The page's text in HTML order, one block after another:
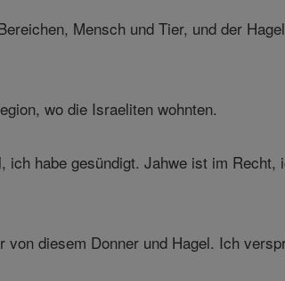
Mensch und Tier, und der
wo die Israeliten wohnten.
habe gesündigt. Jahwe ist im
diesem Donner und Hagel. Ich